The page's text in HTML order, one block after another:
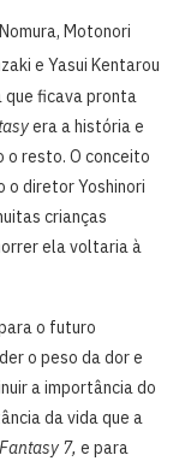
Motonori
e Yasui Kentarou
que ficava pronta
era a história e
resto. O conceito
o diretor Yoshinori
crianças
ela voltaria à
o futuro
o peso da dor e
a importância do
da vida que a
7, e para